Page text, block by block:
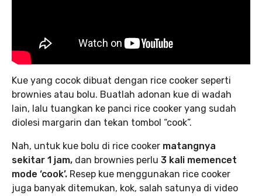
Kue yang cocok dibuat dengan rice cooker seperti
brownies atau bolu. Buatlah adonan kue di wadah
lain, lalu tuangkan ke panci rice cooker yang sudah
diolesi margarin dan tekan tombol “cook”.
Nah, untuk kue bolu di rice cooker matangnya
sekitar 1 jam, dan brownies perlu 3 kali memencet
mode ‘cook’. Resep kue menggunakan rice cooker
juga banyak ditemukan, kok, salah satunya di video